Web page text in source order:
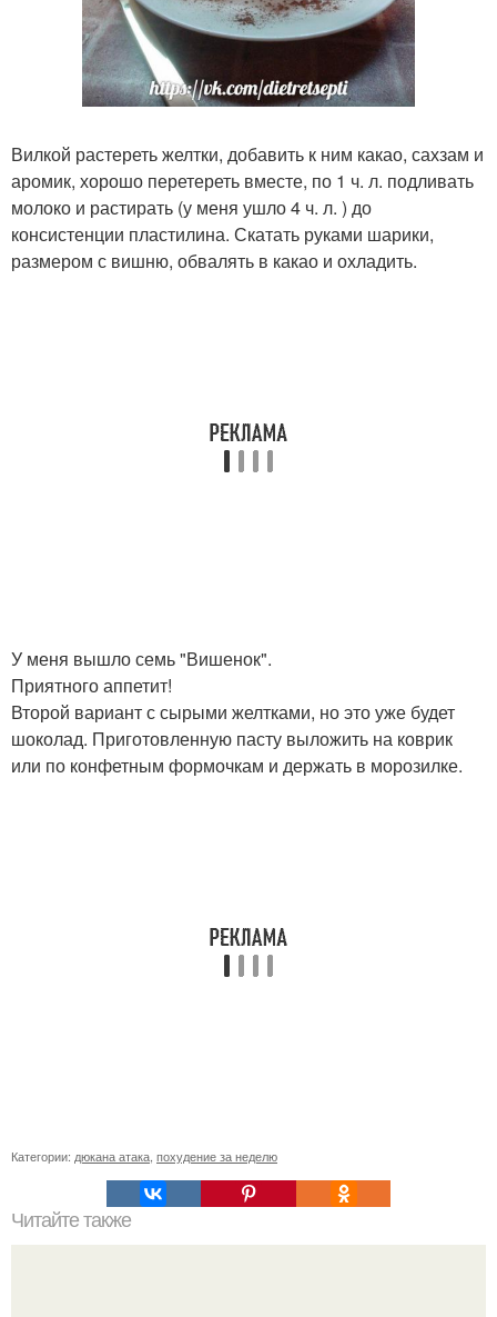
Вилкой растереть желтки, добавить к ним какао, сахзам и
аромик, хорошо перетереть вместе, по 1 ч. л. подливать
молоко и растирать (у меня ушло 4 ч. л. ) до
консистенции пластилина. Скатать руками шарики,
размером с вишню, обвалять в какао и охладить.
У меня вышло семь "Вишенок".
Приятного аппетит!
Второй вариант с сырыми желтками, но это уже будет
шоколад. Приготовленную пасту выложить на коврик
или по конфетным формочкам и держать в морозилке.
Категории: дюкана атака похудение за неделю
Читайте также